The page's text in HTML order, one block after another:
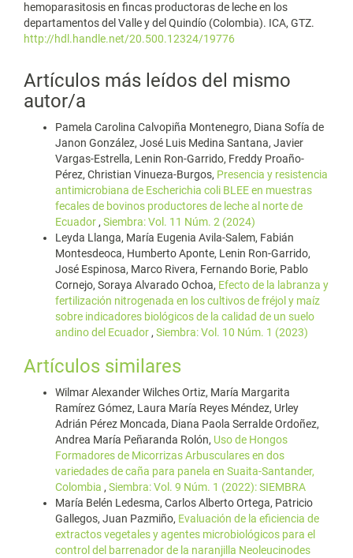
hemoparasitosis en fincas productoras de leche en los
departamentos del Valle y del Quindío (Colombia). ICA, GTZ.
http://hdl.handle.net/20.500.12324/19776
Artículos más leídos del mismo
autor/a
Pamela Carolina Calvopiña Montenegro, Diana Sofía de
Janon González, José Luis Medina Santana, Javier
Vargas-Estrella, Lenin Ron-Garrido, Freddy Proaño-
Pérez, Christian Vinueza-Burgos, Presencia y resistencia
antimicrobiana de Escherichia coli BLEE en muestras
fecales de bovinos productores de leche al norte de
Ecuador, Siembra: Vol. 11 Núm. 2 (2024)
Leyda Llanga, María Eugenia Avila-Salem, Fabián
Montesdeoca, Humberto Aponte, Lenin Ron-Garrido,
José Espinosa, Marco Rivera, Fernando Borie, Pablo
Cornejo, Soraya Alvarado Ochoa, Efecto de la labranza y
fertilización nitrogenada en los cultivos de fréjol y maíz
sobre indicadores biológicos de la calidad de un suelo
andino del Ecuador, Siembra: Vol. 10 Núm. 1 (2023)
Artículos similares
Wilmar Alexander Wilches Ortiz, María Margarita
Ramírez Gómez, Laura María Reyes Méndez, Urley
Adrián Pérez Moncada, Diana Paola Serralde Ordoñez,
Andrea María Peñaranda Rolón, Uso de Hongos
Formadores de Micorrizas Arbusculares en dos
variedades de caña para panela en Suaita-Santander,
Colombia , Siembra: Vol. 9 Núm. 1 (2022): SIEMBRA
María Belén Ledesma, Carlos Alberto Ortega, Patricio
Gallegos, Juan Pazmiño, Evaluación de la eficiencia de
extractos vegetales y agentes microbiológicos para el
control del barrenador de la naranjilla Neoleucinodes